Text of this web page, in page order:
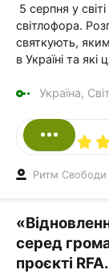
5 серпня у
світлофора.
святкують,
в Україні та які
Україна, Світ
Ритм Свободи
серед
проєкті RFA.